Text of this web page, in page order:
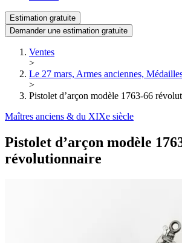
Estimation gratuite
Demander une estimation gratuite
Ventes
>
Le 27 mars, Armes anciennes,
>
Pistolet d’arçon modèle 1763-66
Maîtres anciens & du XIXe siècle
Pistolet d’arçon modèle
révolutionnaire